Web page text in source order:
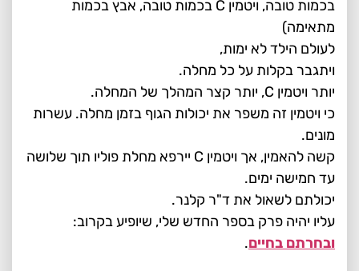
בכמות טובה, ויטמין C בכמות טובה, אבץ בכמות
מתאימה)
לעולם הילד לא ימות,
ויתגבר בקלות על כל מחלה.
יותר ויטמין C, יותר קצר המהלך של המחלה.
כי ויטמין זה משפר את יכולות הגוף בזמן מחלה. עשרות
מונים.
קשה להאמין, אך ויטמין C יירפא מחלת פוליו תוך שלושה
עד חמישה ימים.
יכולתם לשאול את ד"ר קלנר.
עליו יהיה פרק בספר החדש שלי, שיופיע בקרוב:
ובחרתם בחיים.